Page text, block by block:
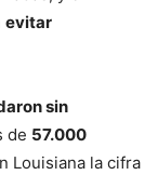
evitar
sin
de 57.000
Louisiana la cifra